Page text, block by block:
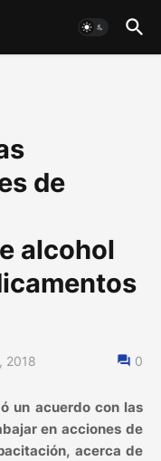
de
alcohol
2018 0
un acuerdo con las
en acciones de
acerca de